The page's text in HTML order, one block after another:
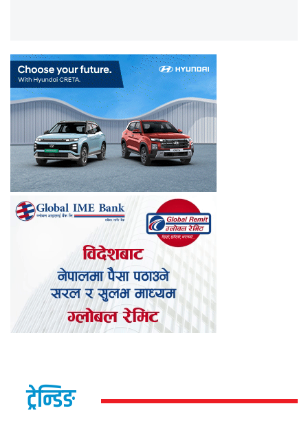
ट्रेन्डिङ